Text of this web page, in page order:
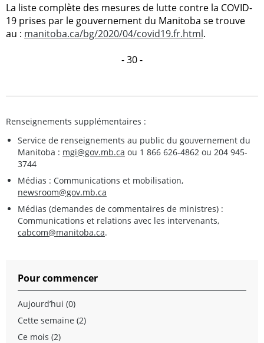
La liste complète des mesures de lutte contre la COVID-
19 prises par le gouvernement du Manitoba se trouve
au : manitoba.ca/bg/2020/04/covid19.fr.html.
- 30 -
Renseignements supplémentaires :
Service de renseignements au public du gouvernement du
Manitoba : mgi@gov.mb.ca ou 1 866 626-4862 ou 204 945-
3744
Médias : Communications et mobilisation,
newsroom@gov.mb.ca
Médias (demandes de commentaires de ministres) :
Communications et relations avec les intervenants,
cabcom@manitoba.ca.
Pour commencer
Aujourd’hui (0)
Cette semaine (2)
Ce mois (2)